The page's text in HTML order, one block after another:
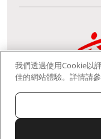
通訊資料更
我們採用安全通訊端層
資料在你的瀏覽器
慈
Copyright ©
我們透過使用Cookie以
佳的網站體驗。詳情請